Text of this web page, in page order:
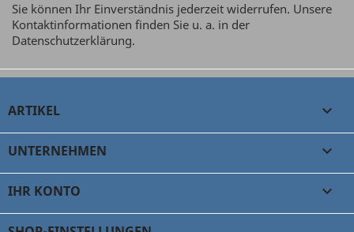
Sie können Ihr Einverständnis jederzeit widerrufen. Unsere
Kontaktinformationen finden Sie u. a. in der
Datenschutzerklärung.
ARTIKEL 
UNTERNEHMEN 
IHR KONTO 